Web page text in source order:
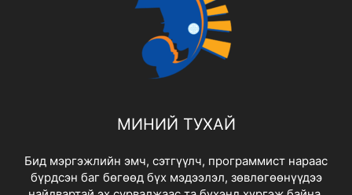
МИНИЙ ТУХАЙ
Бид мэргэжлийн эмч, сэтгүүлч, программист нараас
бүрдсэн баг бөгөөд бүх мэдээлэл, зөвлөгөөнүүдээ